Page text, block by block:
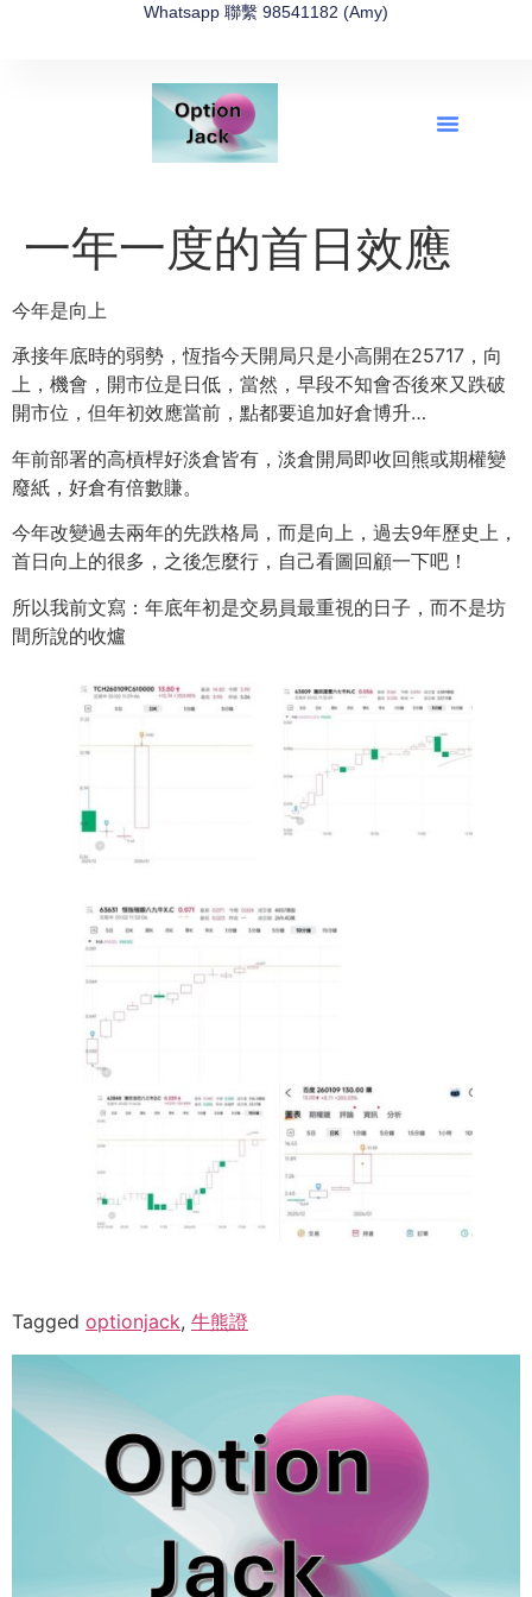
Whatsapp 聯繫 98541182 (Amy)
一年一度的首日效應
今年是向上
承接年底時的弱勢，恆指今天開局只是小高開在25717，向
上，機會，開市位是日低，當然，早段不知會否後來又跌破
開市位，但年初效應當前，點都要追加好倉博升…
年前部署的高槓桿好淡倉皆有，淡倉開局即收回熊或期權變
廢紙，好倉有倍數賺。
今年改變過去兩年的先跌格局，而是向上，過去9年歷史上，
首日向上的很多，之後怎麼行，自己看圖回顧一下吧！
所以我前文寫：年底年初是交易員最重視的日子，而不是坊
間所說的收爐
Tagged optionjack, 牛熊證